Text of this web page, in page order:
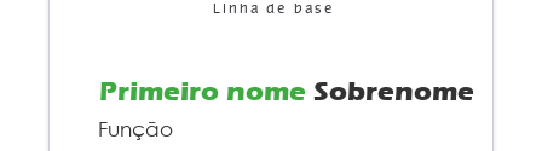
Função
Primeiro nome Sobrenome
Linha de base